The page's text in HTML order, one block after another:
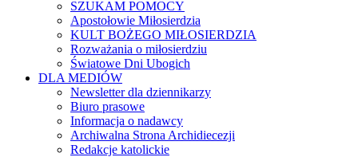
SZUKAM POMOCY
Apostołowie Miłosierdzia
KULT BOŻEGO MIŁOSIERDZIA
Rozważania o miłosierdziu
Światowe Dni Ubogich
DLA MEDIÓW
Newsletter dla dziennikarzy
Biuro prasowe
Informacja o nadawcy
Archiwalna Strona Archidiecezji
Redakcje katolickie